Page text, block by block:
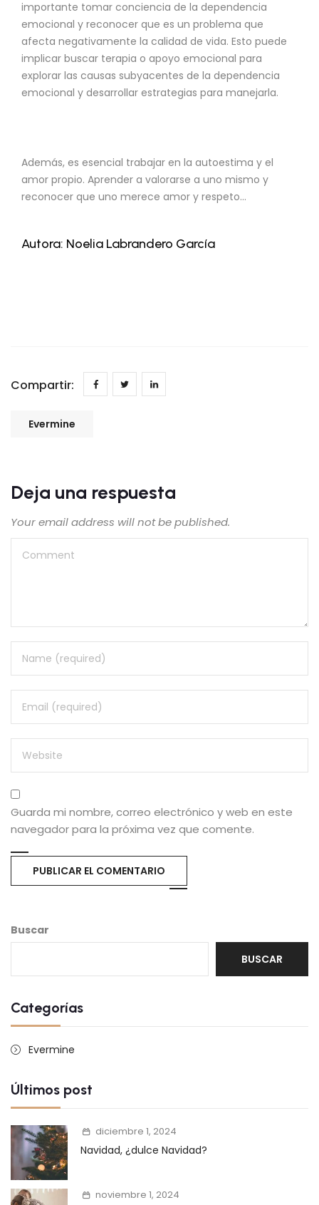
importante tomar conciencia de la dependencia
emocional y reconocer que es un problema que
afecta negativamente la calidad de vida. Esto puede
implicar buscar terapia o apoyo emocional para
explorar las causas subyacentes de la dependencia
emocional y desarrollar estrategias para manejarla.
Además, es esencial trabajar en la autoestima y el
amor propio. Aprender a valorarse a uno mismo y
reconocer que uno merece amor y respeto…
Autora: Noelia Labrandero García
Compartir:
Evermine
Deja una respuesta
Your email address will not be published.
Guarda mi nombre, correo electrónico y web en este
navegador para la próxima vez que comente.
Buscar
BUSCAR
Categorías
Evermine
Últimos post
diciembre 1, 2024
Navidad, ¿dulce Navidad?
noviembre 1, 2024